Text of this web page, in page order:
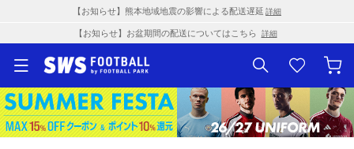
【お知らせ】熊本地域地震の影響による配送遅延 詳細
【お知らせ】お盆期間の配送についてはこちら 詳細